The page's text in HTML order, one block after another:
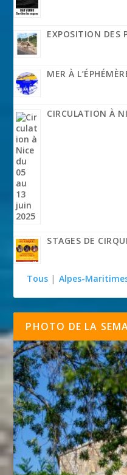
EXPOSITION DES
MER À
CIRCULATION À
STAGES DE
Tous | Alpes-
PHOTO DE LA